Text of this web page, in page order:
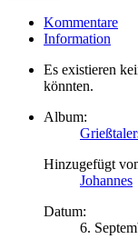
Kommentare
Information
Es existieren
könnten.
Album:
Hinzugefügt
Johannes
Datum:
6.